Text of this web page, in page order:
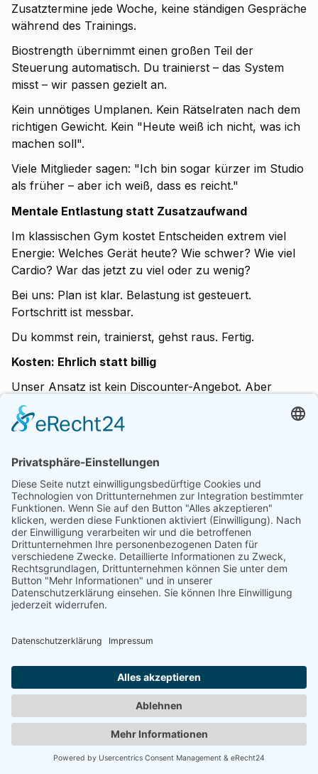
Zusatztermine jede Woche, keine ständigen Gespräche
während des Trainings.
Biostrength übernimmt einen großen Teil der
Steuerung automatisch. Du trainierst – das System
misst – wir passen gezielt an.
Kein unnötiges Umplanen. Kein Rätselraten nach dem
richtigen Gewicht. Kein "Heute weiß ich nicht, was ich
machen soll".
Viele Mitglieder sagen: "Ich bin sogar kürzer im Studio
als früher – aber ich weiß, dass es reicht."
Mentale Entlastung statt Zusatzaufwand
Im klassischen Gym kostet Entscheiden extrem viel
Energie: Welches Gerät heute? Wie schwer? Wie viel
Cardio? War das jetzt zu viel oder zu wenig?
Bei uns: Plan ist klar. Belastung ist gesteuert.
Fortschritt ist messbar.
Du kommst rein, trainierst, gehst raus. Fertig.
Kosten: Ehrlich statt billig
Unser Ansatz ist kein Discounter-Angebot. Aber
wichtig ist der Vergleich: Klassisches Gym bedeutet
niedriger Beitrag, hoher Zeit- und Frustverlust. Unser
Ergebnisse.
Viele trainieren vorher 3–5 Jahre ohne
nennenswerten Fortschritt, zahlen Beiträge, verlieren
Motivation, starten immer wieder neu.
Das ist am Ende teurer – nur nicht auf der Rechnung.
Wir stellen unseren Interessenten oft eine einfache
Frage: "Wie viel Zeit hast du in den letzten Jahren
investiert – ohne wirklich dort zu sein, wo du hin
Unser Ansatz verkürzt genau diesen Weg.